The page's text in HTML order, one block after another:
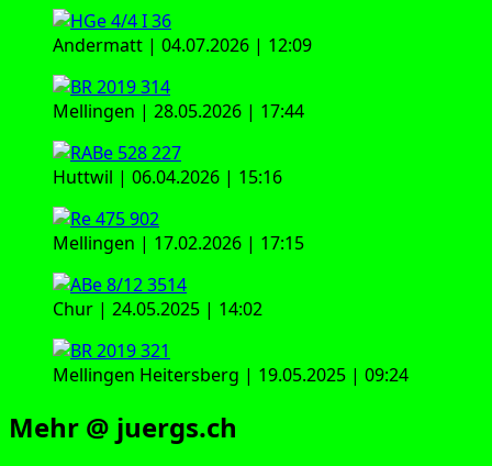
Andermatt | 04.07.2026 | 12:09
Mellingen | 28.05.2026 | 17:44
Huttwil | 06.04.2026 | 15:16
Mellingen | 17.02.2026 | 17:15
Chur | 24.05.2025 | 14:02
Mellingen Heitersberg | 19.05.2025 | 09:24
Mehr @ juergs.ch